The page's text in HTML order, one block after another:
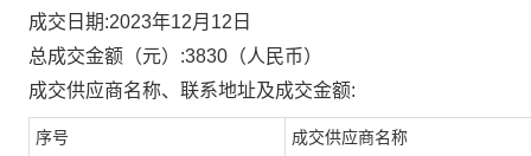
成交日期:2023年12月12日
总成交金额（元）:3830 （人民币）
成交供应商名称、联系地址及成交金额:
序号 成交供应商名称